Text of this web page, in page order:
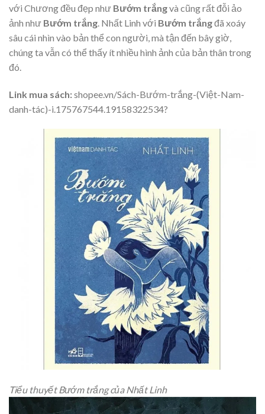
với Chương đều đẹp như Bướm trắngvà cũng rất đỗi ảo
ảnh như Bướm trắng. Nhất Linh với Bướm trắngđã xoáy
sâu cái nhìn vào bản thể con người, mà tận đến bây giờ,
chúng ta vẫn có thể thấy ít nhiều hình ảnh của bản thân trong
đó.
Link mua sách:shopee.vn/Sách-Bướm-trắng-(Việt-Nam-
danh-tác)-i.175767544.19158322534?
Tiểu thuyết Bướm trắng của Nhất Linh